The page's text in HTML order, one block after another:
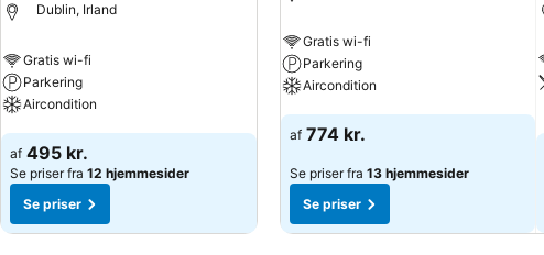
Dublin, Irland
Gratis wi-fi
Parkering
Aircondition
Se priser
af 495 kr.
Se priser fra 12 hjemmesider
Se priser
Gratis wi-fi
Parkering
Aircondition
Se priser
af 774 kr.
Se priser fra 13 hjemmesider
Se priser